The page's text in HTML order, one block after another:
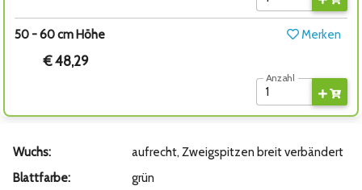
50 - 60 cm Höhe Merken
€ 48,29
Anzahl
Wuchs:
aufrecht, Zweigspitzen breit verbändert
Blattfarbe:
grün